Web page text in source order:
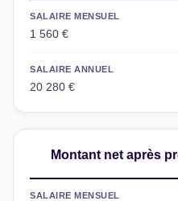
SALAIRE MENSUEL
1 560 €
SALAIRE ANNUEL
20 280 €
Montant net après
SALAIRE MENSUEL